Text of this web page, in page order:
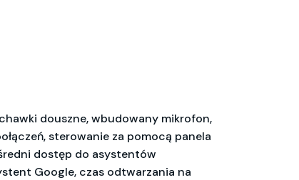
douszne, wbudowany mikrofon,
sterowanie za pomocą panela
dostęp do asystentów
Google, czas odtwarzania na